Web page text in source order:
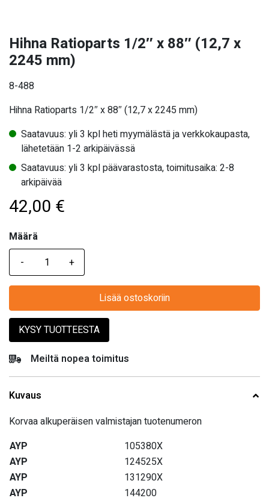
Hihna Ratioparts 1/2″ x 88″ (12,7 x
2245 mm)
8-488
Hihna Ratioparts 1/2″ x 88″ (12,7 x 2245 mm)
Saatavuus: yli 3 kpl heti myymälästä ja verkkokaupasta,
lähetetään 1-2 arkipäivässä
Saatavuus: yli 3 kpl päävarastosta, toimitusaika: 2-8
arkipäivää
42,00 €
Määrä
Määrä
Lisää ostoskoriin
KYSY TUOTTEESTA
Meiltä nopea toimitus
Kuvaus
Korvaa alkuperäisen valmistajan tuotenumeron
AYP
105380X
AYP
124525X
AYP
131290X
AYP
144200